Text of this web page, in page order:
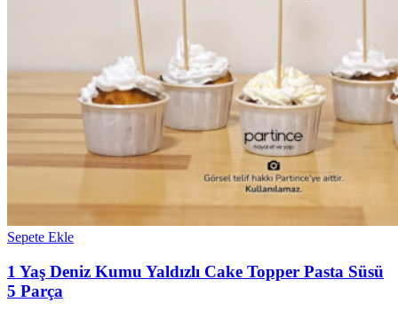
Sepete Ekle
1 Yaş Deniz Kumu Yaldızlı Cake Topper Pasta Süsü
5 Parça